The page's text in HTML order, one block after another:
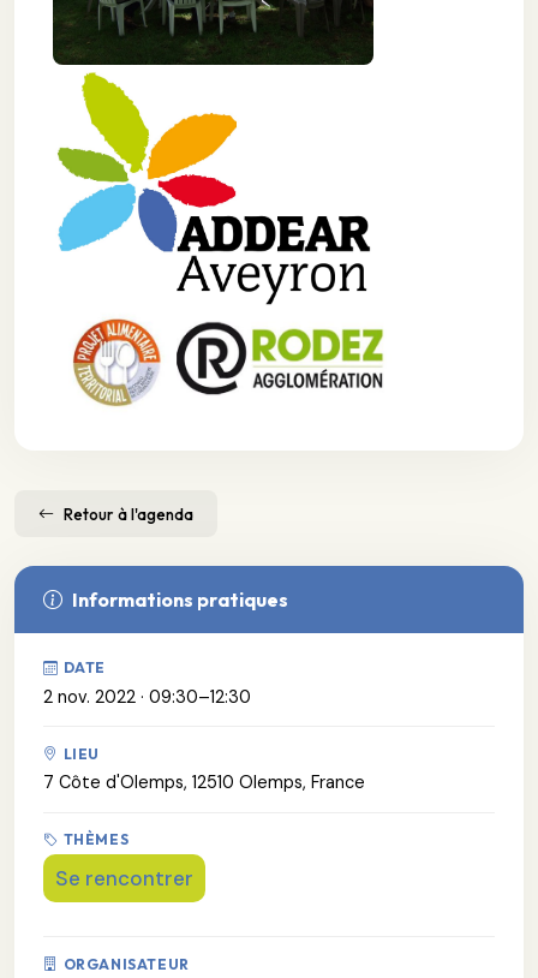
Retour à l'agenda
Informations pratiques
DATE
2 nov. 2022 · 09:30–12:30
LIEU
7 Côte d'Olemps, 12510 Olemps, France
THÈMES
Se rencontrer
ORGANISATEUR